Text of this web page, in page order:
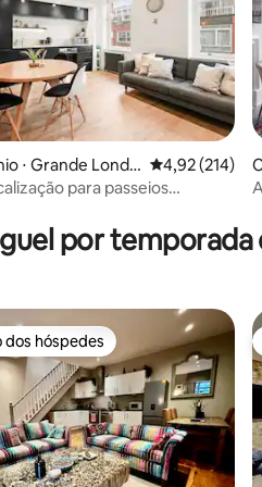
de 5, 238 avaliações
⋅ Grande Londr
4,92 de uma
4,92 (214)
para passeios
por temporada
dos hóspedes
dos hóspedes